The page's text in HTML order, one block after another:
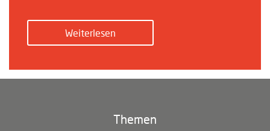
Weiterlesen
Themen